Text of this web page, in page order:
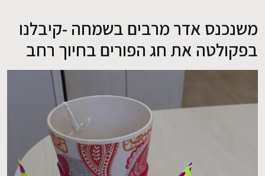
מחקר
חדשות ואירועים
משנכנס אדר מרבים בשמחה -קיבלנו
בפקולטה את חג הפורים בחיוך רחב